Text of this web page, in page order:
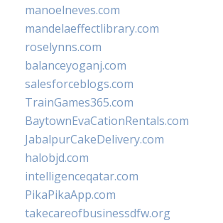
manoelneves.com
mandelaeffectlibrary.com
roselynns.com
balanceyoganj.com
salesforceblogs.com
TrainGames365.com
BaytownEvaCationRentals.com
JabalpurCakeDelivery.com
halobjd.com
intelligenceqatar.com
PikaPikaApp.com
takecareofbusinessdfw.org